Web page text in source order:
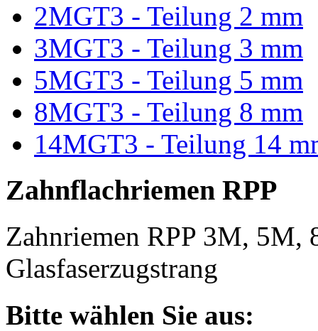
2MGT3 - Teilung 2 mm
3MGT3 - Teilung 3 mm
5MGT3 - Teilung 5 mm
8MGT3 - Teilung 8 mm
14MGT3 - Teilung 14
Zahnflachriemen RPP
Zahnriemen RPP 3M, 5M,
Glasfaserzugstrang
Bitte wählen Sie aus: